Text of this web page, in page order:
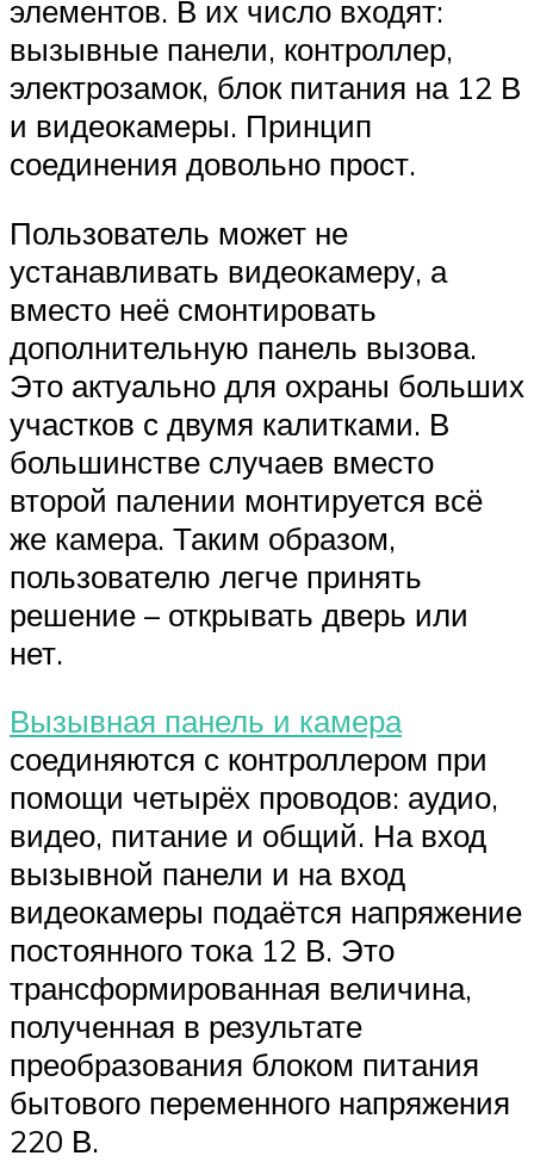
элементов. В их число входят:
вызывные панели, контроллер,
электрозамок, блок питания на 12 В
и видеокамеры. Принцип
соединения довольно прост.
Пользователь может не
устанавливать видеокамеру, а
вместо неё смонтировать
дополнительную панель вызова.
Это актуально для охраны больших
участков с двумя калитками. В
большинстве случаев вместо
второй палении монтируется всё
же камера. Таким образом,
пользователю легче принять
решение – открывать дверь или
нет.
Вызывная панель и камера
соединяются с контроллером при
помощи четырёх проводов: аудио,
видео, питание и общий. На вход
вызывной панели и на вход
видеокамеры подаётся напряжение
постоянного тока 12 В. Это
трансформированная величина,
полученная в результате
преобразования блоком питания
бытового переменного напряжения
220 В.